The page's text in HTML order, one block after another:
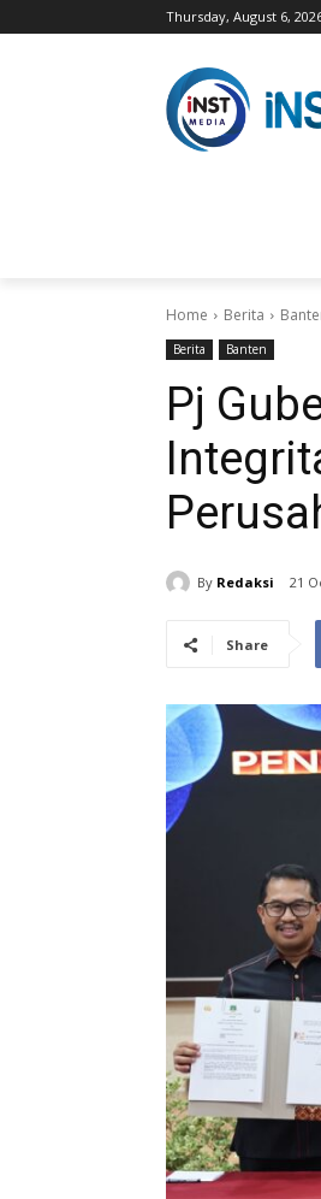
Thursday, August 6,
Home Berita
Berita Banten
Pj
By Redaksi 21
Share